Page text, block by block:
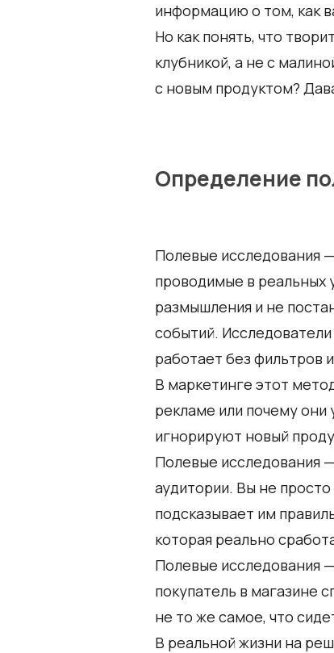
информацию о том, как
Но как понять, что
клубникой, а не с
с новым продуктом?
Определение
Полевые исследования
проводимые в реальных
размышления и не
событий.
работает без фильтров
В маркетинге этот
рекламе или почему они
игнорируют новый
Полевые исследования
аудитории. Вы не
подсказывает им
которая реально
Полевые исследования
покупатель в магазине
не то же самое, что
В реальной жизни на